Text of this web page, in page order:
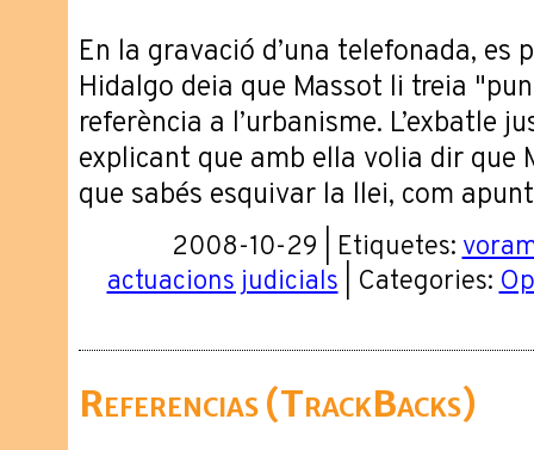
En la gravació d’una telefonada, es
Hidalgo deia que Massot li treia
referència a l’urbanisme. L’exbatle
explicant que amb ella volia dir que
que sabés esquivar la llei, com
2008-10-29 | Etiquetes:
actuacions judicials| Categories:
Referencias (TrackBacks)